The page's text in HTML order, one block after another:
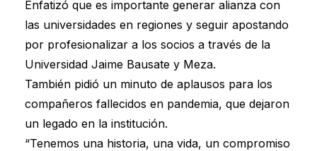
Enfatizó que es importante generar alianza con
las universidades en regiones y seguir apostando
por profesionalizar a los socios a través de la
Universidad Jaime Bausate y Meza.
También pidió un minuto de aplausos para los
compañeros fallecidos en pandemia, que dejaron
un legado en la institución.
“Tenemos una historia, una vida, un compromiso